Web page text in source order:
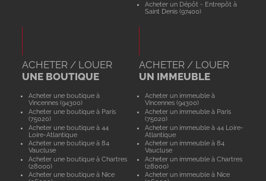
Acheter un Dépôt - Entrepôt à
Saint Denis (97400)
ACHETER / LOUER
UNE BOUTIQUE
Acheter une boutique à
Vincennes (94300)
Acheter une boutique à Paris
(75020)
Acheter une boutique à 44
Loire-Atlantique
Acheter une boutique à 84
Vaucluse
Acheter une boutique à Chartres
(28000)
Acheter une boutique à Nice
ACHETER / LOUER
UN IMMEUBLE
Acheter un immeuble à
Vincennes (94300)
Acheter un immeuble à Paris
(75020)
Acheter un immeuble à 44 Loire-
Atlantique
Acheter un immeuble à 84
Vaucluse
Acheter un immeuble à Chartres
(28000)
Acheter un immeuble à Nice